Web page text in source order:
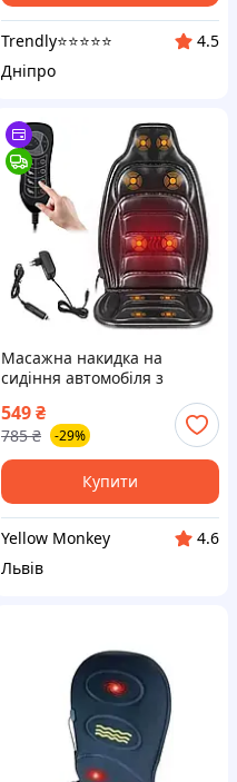
Trendly⭐⭐⭐⭐⭐
4.5
Дніпро
Масажна накидка на
сидіння автомобіля з
Вібраційна масажер-
накладка на крісло
549₴
785 ₴ -29%
Купити
Yellow Monkey
4.6
Львів